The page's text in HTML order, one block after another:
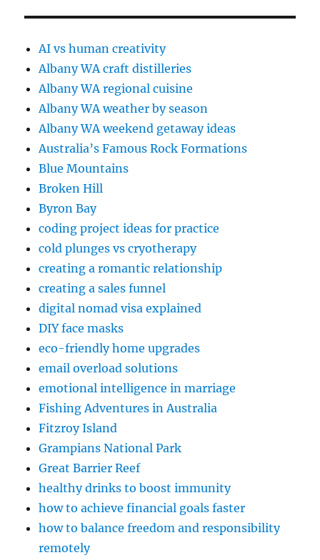
AI vs human creativity
Albany WA craft distilleries
Albany WA regional cuisine
Albany WA weather by season
Albany WA weekend getaway ideas
Australia’s Famous Rock Formations
Blue Mountains
Broken Hill
Byron Bay
coding project ideas for practice
cold plunges vs cryotherapy
creating a romantic relationship
creating a sales funnel
digital nomad visa explained
DIY face masks
eco-friendly home upgrades
email overload solutions
emotional intelligence in marriage
Fishing Adventures in Australia
Fitzroy Island
Grampians National Park
Great Barrier Reef
healthy drinks to boost immunity
how to achieve financial goals faster
how to balance freedom and responsibility
remotely